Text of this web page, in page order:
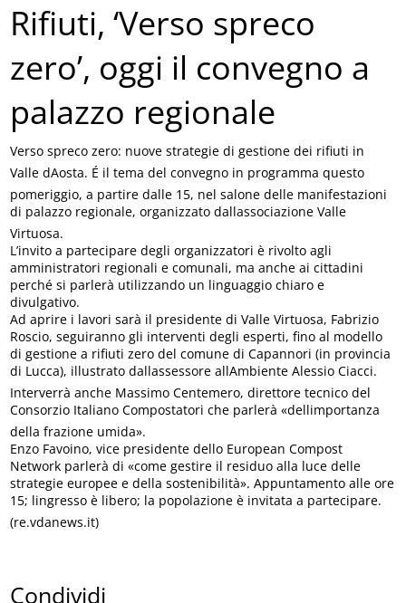
Rifiuti, ‘Verso spreco
zero’, oggi il convegno a
palazzo regionale
Verso spreco zero: nuove strategie di gestione dei rifiuti in
Valle dAosta. É il tema del convegno in programma questo
pomeriggio, a partire dalle 15, nel salone delle manifestazioni
di palazzo regionale, organizzato dallassociazione Valle
Virtuosa.
L’invito a partecipare degli organizzatori è rivolto agli
amministratori regionali e comunali, ma anche ai cittadini
perché si parlerà utilizzando un linguaggio chiaro e
divulgativo.
Ad aprire i lavori sarà il presidente di Valle Virtuosa, Fabrizio
Roscio, seguiranno gli interventi degli esperti, fino al modello
di gestione a rifiuti zero del comune di Capannori (in provincia
di Lucca), illustrato dallassessore allAmbiente Alessio Ciacci.
Interverrà anche Massimo Centemero, direttore tecnico del
Consorzio Italiano Compostatori che parlerà «dellimportanza
della frazione umida».
Enzo Favoino, vice presidente dello European Compost
Network parlerà di «come gestire il residuo alla luce delle
strategie europee e della sostenibilità». Appuntamento alle ore
15; lingresso è libero; la popolazione è invitata a partecipare.
(re.vdanews.it)
Condividi